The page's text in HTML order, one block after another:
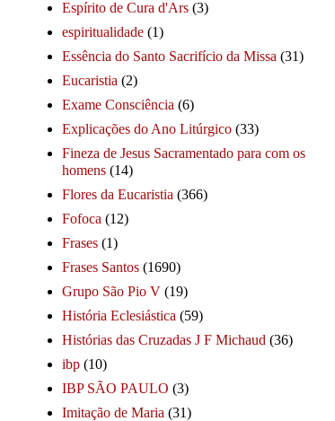
Espírito de Cura d'Ars (3)
espiritualidade (1)
Essência do Santo Sacrifício da Missa (31)
Eucaristia (2)
Exame Consciência (6)
Explicações do Ano Litúrgico (33)
Fineza de Jesus Sacramentado para com os
homens (14)
Flores da Eucaristia (366)
Fofoca (12)
Frases (1)
Frases Santos (1690)
Grupo São Pio V (19)
História Eclesiástica (59)
Histórias das Cruzadas J F Michaud (36)
ibp (10)
IBP SÃO PAULO (3)
Imitação de Maria (31)